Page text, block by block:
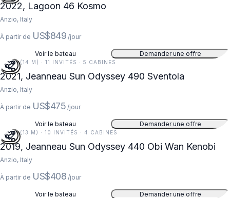
2022, Lagoon 46 Kosmo
Anzio, Italy
À partir de US$849 /jour
Voir le bateau Demander une offre
46 FT (14 M) · 11 INVITÉS · 5 CABINES
2021, Jeanneau Sun Odyssey 490 Sventola
Anzio, Italy
À partir de US$475 /jour
Voir le bateau Demander une offre
44 FT (13 M) · 10 INVITÉS · 4 CABINES
2019, Jeanneau Sun Odyssey 440 Obi Wan Kenobi
Anzio, Italy
À partir de US$408 /jour
Voir le bateau Demander une offre